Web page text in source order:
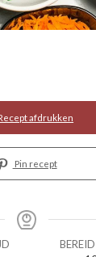
afdrukken
Pin recept